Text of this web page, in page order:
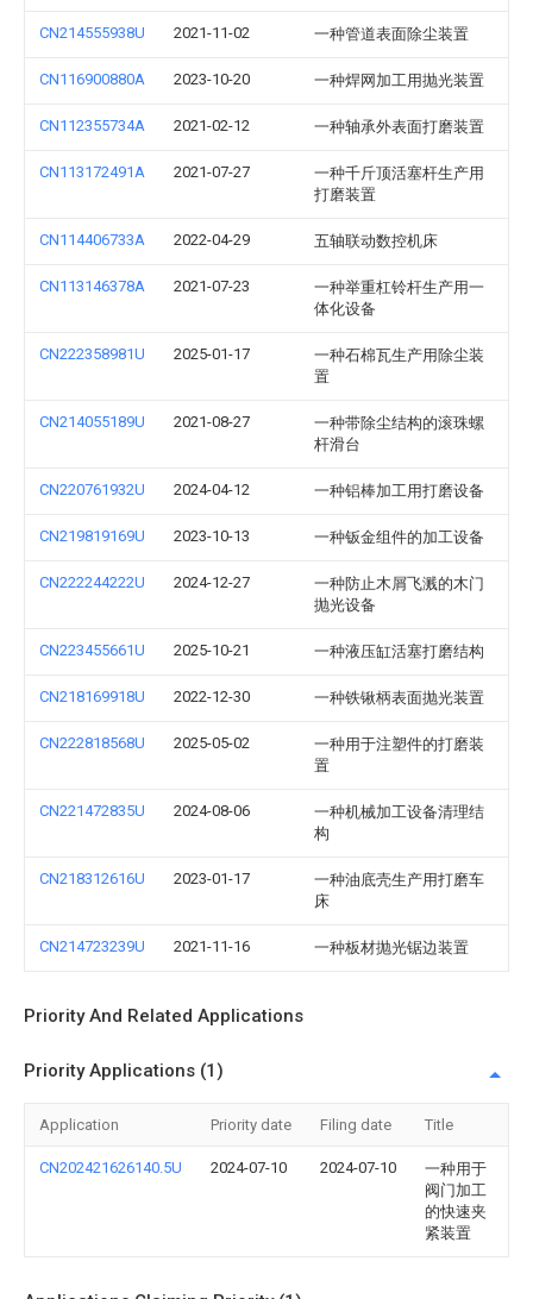
CN214555938U 2021-11-02 一种管道表面除尘装置
CN116900880A 2023-10-20 一种焊网加工用抛光装置
CN112355734A 2021-02-12 一种轴承外表面打磨装置
CN113172491A 2021-07-27
一种千斤顶活塞杆生产用
打磨装置
CN114406733A 2022-04-29 五轴联动数控机床
CN113146378A 2021-07-23
一种举重杠铃杆生产用一
体化设备
CN222358981U 2025-01-17
一种石棉瓦生产用除尘装
置
CN214055189U 2021-08-27
一种带除尘结构的滚珠螺
杆滑台
CN220761932U 2024-04-12 一种铝棒加工用打磨设备
CN219819169U 2023-10-13 一种钣金组件的加工设备
CN222244222U 2024-12-27
一种防止木屑飞溅的木门
抛光设备
CN223455661U 2025-10-21 一种液压缸活塞打磨结构
CN218169918U 2022-12-30 一种铁锹柄表面抛光装置
CN222818568U 2025-05-02
一种用于注塑件的打磨装
置
CN221472835U 2024-08-06
一种机械加工设备清理结
构
CN218312616U 2023-01-17
一种油底壳生产用打磨车
床
CN214723239U 2021-11-16 一种板材抛光锯边装置
Priority And Related Applications
Priority Applications (1)
Application Priority date Filing date Title
CN202421626140.5U 2024-07-10 2024-07-10
一种用于
阀门加工
的快速夹
紧装置